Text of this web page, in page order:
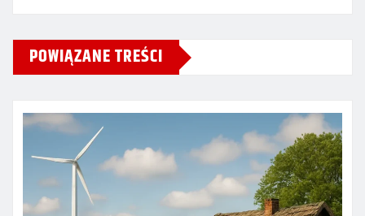
POWIĄZANE TREŚCI